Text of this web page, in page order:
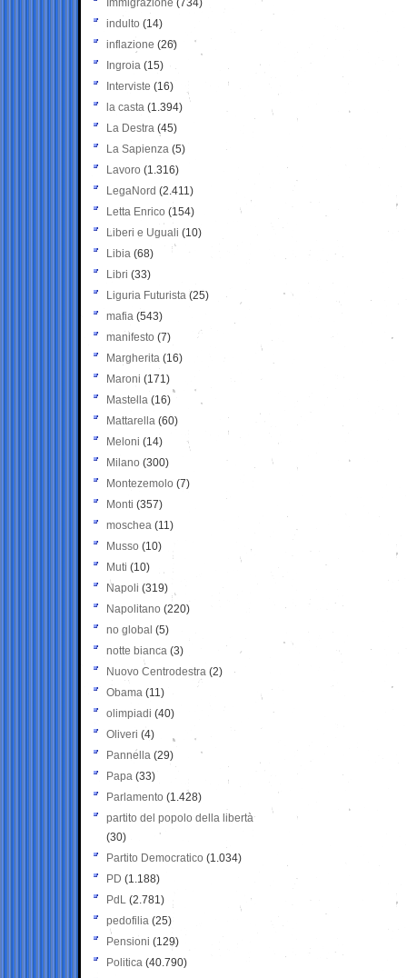
Immigrazione (734)
indulto (14)
inflazione (26)
Ingroia (15)
Interviste (16)
la casta (1.394)
La Destra (45)
La Sapienza (5)
Lavoro (1.316)
LegaNord (2.411)
Letta Enrico (154)
Liberi e Uguali (10)
Libia (68)
Libri (33)
Liguria Futurista (25)
mafia (543)
manifesto (7)
Margherita (16)
Maroni (171)
Mastella (16)
Mattarella (60)
Meloni (14)
Milano (300)
Montezemolo (7)
Monti (357)
moschea (11)
Musso (10)
Muti (10)
Napoli (319)
Napolitano (220)
no global (5)
notte bianca (3)
Nuovo Centrodestra (2)
Obama (11)
olimpiadi (40)
Oliveri (4)
Pannella (29)
Papa (33)
Parlamento (1.428)
partito del popolo della libertà
(30)
Partito Democratico (1.034)
PD (1.188)
PdL (2.781)
pedofilia (25)
Pensioni (129)
Politica (40.790)